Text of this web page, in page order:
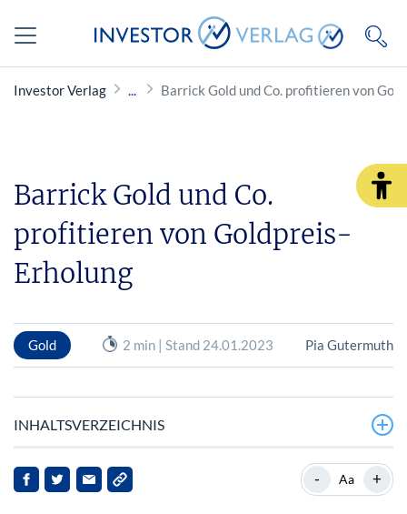
Investor Verlag Barrick Gold und Co. profitieren von
Barrick Gold und Co.
profitieren von Goldpreis-
Erholung
Gold 2 min | Stand 24.01.2023 Pia Gutermuth
INHALTSVERZEICHNIS
Seit Anfang November geht es für den Goldpreis
bergauf
- Aa +